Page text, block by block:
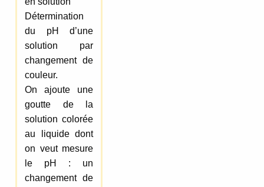
Détermination
du pH d’une
solution par
changement de
couleur.
On ajoute une
goutte de la
solution colorée
au liquide dont
on veut mesure
le pH : un
changement de